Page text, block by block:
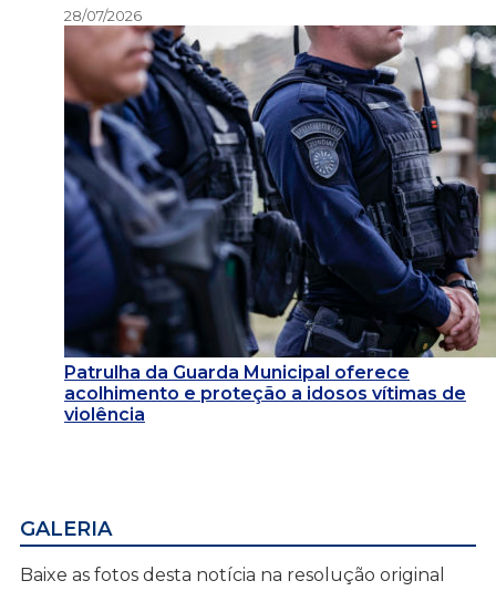
28/07/2026
Patrulha da Guarda Municipal oferece
acolhimento e proteção a idosos vítimas de
violência
GALERIA
Baixe as fotos desta notícia na resolução original